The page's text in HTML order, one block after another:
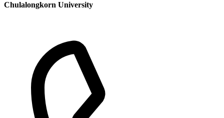
Chulalongkorn University